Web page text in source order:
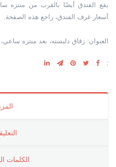
يقع الفندق أيضًا بالقرب من منتزه
أسعار غرف الفندق، راجع هذه الصفحة.
العنوان: زقاق دلبسته، بعد منتزه
:
الکلمات